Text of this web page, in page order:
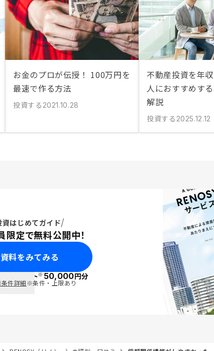
お金のプロが伝授！ 100万円を
最速で作る方法
投資する 2021.10.28
不動産投資を年
人におすすめす
解説
投資する 2025.12.12
資はじめてガイド
限定で無料公開中！
料をみてみる
ポイント※50,000円分
件詳細※条件・上限あり